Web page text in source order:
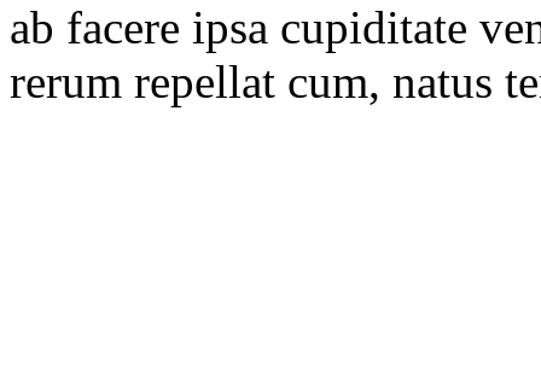
ab facere ipsa cupiditate
rerum repellat cum, natus